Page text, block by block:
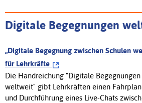
Digitale Begegnungen
„Digitale Begegnung zwischen Schulen
für Lehrkräfte
Die Handreichung "Digitale
weltweit" gibt Lehrkräften einen
und Durchführung eines Live-Chats